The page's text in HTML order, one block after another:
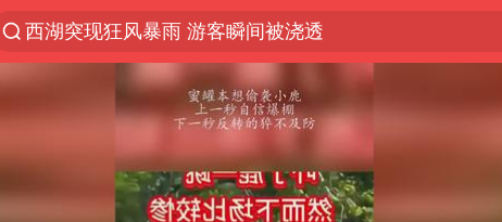
西湖突现狂风暴雨 游客瞬间被浇透
马克·艾伦退出斯诺克中国公开赛
金饰克价一夜涨回1300元
新疆景区自驾服务费改为按车收费
视频丨中国东方电气集团原党组副书记、董事宋致远被查